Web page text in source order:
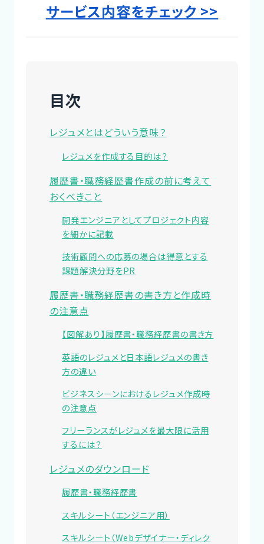
サービス内容をチェック >>
目次
レジュメとはどういう意味？
レジュメを作成する目的は？
履歴書・職務経歴書作成の前に考えて
おくべきこと
開発エンジニアとしてプロジェクト内容
を細かに記載
技術顧問への応募の場合は得意とする
課題解決分野をPR
履歴書・職務経歴書の書き方と作成時
の注意点
【図解あり】履歴書・職務経歴書の書き方
英語のレジュメと日本語レジュメの書き
方の違い
ビジネスシーンにおけるレジュメ作成時
の注意点
フリーランスがレジュメを最大限に活用
するには？
レジュメのダウンロード
履歴書・職務経歴書
スキルシート（エンジニア用）
スキルシート（Webデザイナー・ディレク